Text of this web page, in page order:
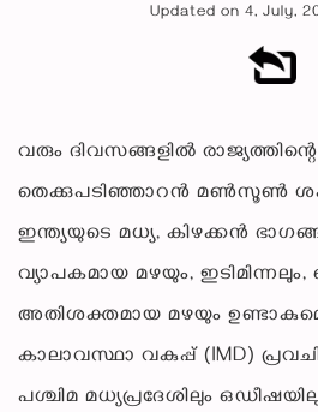
Updated on 4, July,
വരും ദിവസങ്ങളിൽ
തെക്കുപടിഞ്ഞാറൻ മൺസൂൺ
ഇന്ത്യയുടെ മധ്യ, കിഴക്കൻ
വ്യാപകമായ മഴയും, ഇടിമിന്നലും,
അതിശക്തമായ മഴയും
കാലാവസ്ഥാ വകുപ്പ് (IMD)
പശ്ചിമ മധ്യപ്രദേശിലും